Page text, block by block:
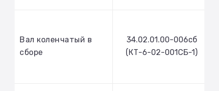
Вал коленчатый в
сборе
34.02.01.00-006сб
(КТ-6-02-001СБ-1)